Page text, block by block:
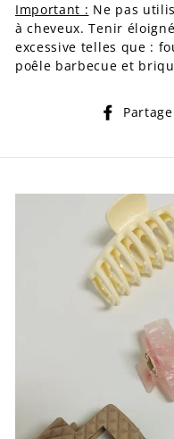
Important : Ne pas
à cheveux. Tenir
excessive telles que :
poêle barbecue et